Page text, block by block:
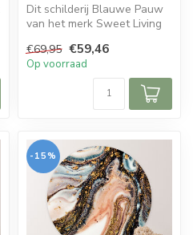
Dit schilderij Blauwe Pauw
van het merk Sweet Living
€69,95 €59,46
Op voorraad
-15%